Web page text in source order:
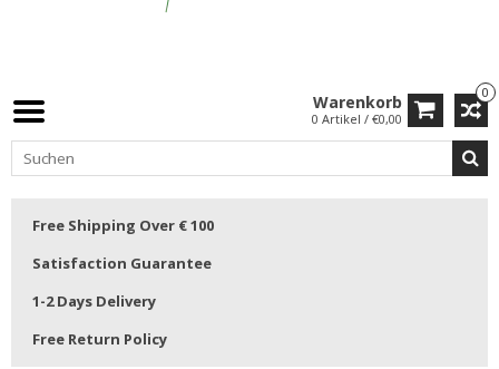
0
Warenkorb
0 Artikel / €0,00
Free Shipping Over € 100
Satisfaction Guarantee
1-2 Days Delivery
Free Return Policy